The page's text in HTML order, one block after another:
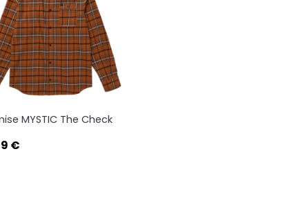
 Aperçu rapide
S
MYSTIC The Check
€